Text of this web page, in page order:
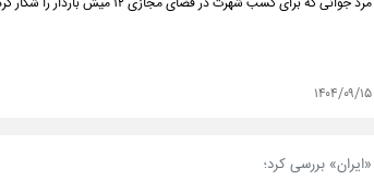
۱۴۰۴/۰۹/۱۵
«ایران» بررسی کرد؛